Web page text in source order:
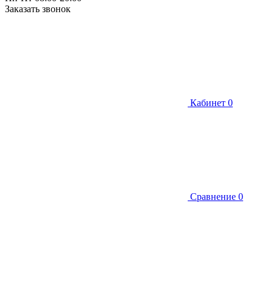
Заказать звонок
Кабинет 0
Сравнение 0